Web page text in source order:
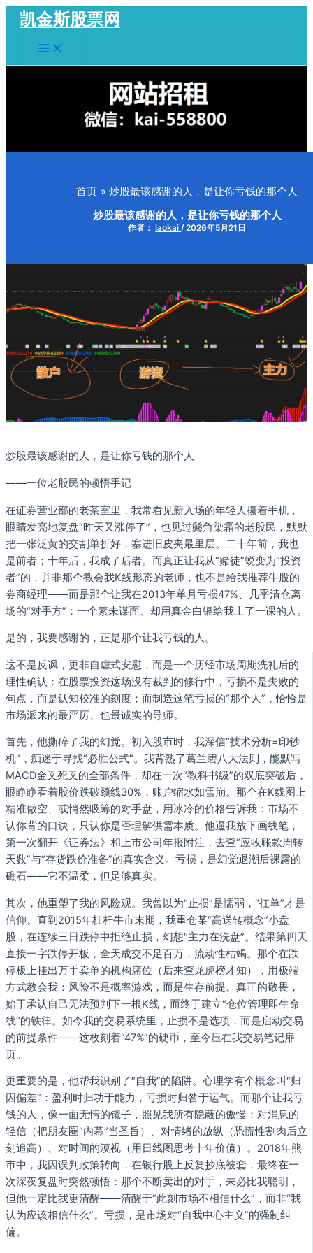
容
凯金斯股票网
Main
Menu
首页 炒股最该感谢的人，是让你亏钱的那个人
炒股最该感谢的人，是让你亏钱的那个人
作者： laokai /2026年5月21日
炒股最该感谢的人，是让你亏钱的那个人
——一位老股民的顿悟手记
在证券营业部的老茶室里，我常看见新入场的年轻人攥着手机，
眼睛发亮地复盘“昨天又涨停了”，也见过鬓角染霜的老股民，默默
把一张泛黄的交割单折好，塞进旧皮夹最里层。二十年前，我也
是前者；十年后，我成了后者。而真正让我从“赌徒”蜕变为“投资
者”的，并非那个教会我K线形态的老师，也不是给我推荐牛股的
券商经理——而是那个让我在2013年单月亏损47%、几乎清仓离
场的“对手方”：一个素未谋面、却用真金白银给我上了一课的人。
是的，我要感谢的，正是那个让我亏钱的人。
这不是反讽，更非自虐式安慰，而是一个历经市场周期洗礼后的
理性确认：在股票投资这场没有裁判的修行中，亏损不是失败的
句点，而是认知校准的刻度；而制造这笔亏损的“那个人”，恰恰是
市场派来的最严厉、也最诚实的导师。
首先，他撕碎了我的幻觉。初入股市时，我深信“技术分析=印钞
机”，痴迷于寻找“必胜公式”。我背熟了葛兰碧八大法则，能默写
MACD金叉死叉的全部条件，却在一次“教科书级”的双底突破后，
眼睁睁看着股价跌破颈线30%，账户缩水如雪崩。那个在K线图上
精准做空、或悄然吸筹的对手盘，用冰冷的价格告诉我：市场不
认你背的口诀，只认你是否理解供需本质。他逼我放下画线笔，
第一次翻开《证券法》和上市公司年报附注，去查“应收账款周转
天数”与“存货跌价准备”的真实含义。亏损，是幻觉退潮后裸露的
礁石——它不温柔，但足够真实。
其次，他重塑了我的风险观。我曾以为“止损”是懦弱，“扛单”才是
信仰。直到2015年杠杆牛市末期，我重仓某“高送转概念”小盘
股，在连续三日跌停中拒绝止损，幻想“主力在洗盘”。结果第四天
直接一字跌停开板，全天成交不足百万，流动性枯竭。那个在跌
停板上挂出万手卖单的机构席位（后来查龙虎榜才知），用极端
方式教会我：风险不是概率游戏，而是生存前提。真正的敬畏，
始于承认自己无法预判下一根K线，而终于建立“仓位管理即生命
线”的铁律。如今我的交易系统里，止损不是选项，而是启动交易
的前提条件——这枚刻着“47%”的硬币，至今压在我交易笔记扉
页。
更重要的是，他帮我识别了“自我”的陷阱。心理学有个概念叫“归
因偏差”：盈利时归功于能力，亏损时归咎于运气。而那个让我亏
钱的人，像一面无情的镜子，照见我所有隐蔽的傲慢：对消息的
轻信（把朋友圈“内幕”当圣旨）、对情绪的放纵（恐慌性割肉后立
刻追高）、对时间的漠视（用日线图思考十年价值）。2018年熊
市中，我因误判政策转向，在银行股上反复抄底被套，最终在一
次深夜复盘时突然顿悟：那个不断卖出的对手，未必比我聪明，
但他一定比我更清醒——清醒于“此刻市场不相信什么”，而非“我
认为应该相信什么”。亏损，是市场对“自我中心主义”的强制纠
偏。